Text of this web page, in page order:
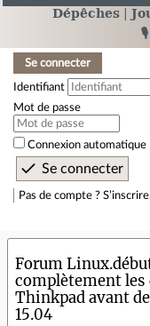
Dépêches
Se connecter
Identifiant
Mot de passe
Connexion automatique
Pas de compte ?
Forum
complètement les
Thinkpad avant
15.04